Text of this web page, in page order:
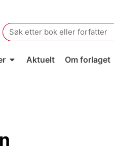
Search
for:
Aktuelt Om forlaget